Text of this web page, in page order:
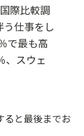
際比較調
仕事をし
で最も高
、スウェ
ると最後までお